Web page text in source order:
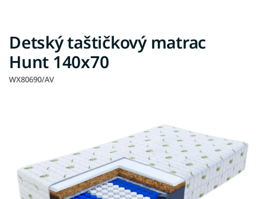
Detský taštičkový matrac
Hunt 140x70
WX80690/AV